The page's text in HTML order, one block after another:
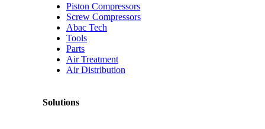
Piston Compressors
Screw Compressors
Abac Tech
Tools
Parts
Air Treatment
Air Distribution
Solutions